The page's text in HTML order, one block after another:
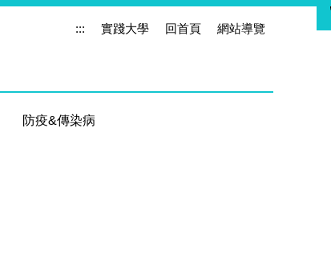
防疫&傳染病
::: 實踐大學 回首頁 網站導覽